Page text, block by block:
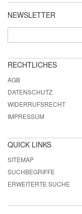
NEWSLETTER
RECHTLICHES
AGB
DATENSCHUTZ
WIDERRUFSRECHT
IMPRESSUM
QUICK LINKS
SITEMAP
SUCHBEGRIFFE
ERWEITERTE SUCHE